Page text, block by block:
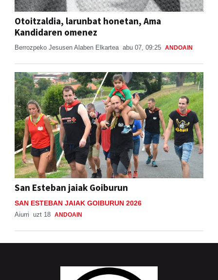
Otoitzaldia, larunbat honetan, Ama
Kandidaren omenez
Berrozpeko Jesusen Alaben Elkartea abu 07, 09:25 ANDOAIN
San Esteban jaiak Goiburun
SAN ESTEBAN JAIAK GOIBURUN 2026
Aiurri uzt 18 ANDOAIN